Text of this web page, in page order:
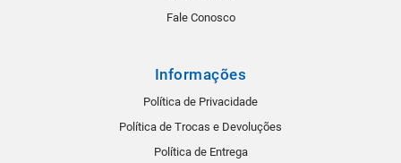
Fale Conosco
Informações
Política de Privacidade
Política de Trocas e Devoluções
Política de Entrega